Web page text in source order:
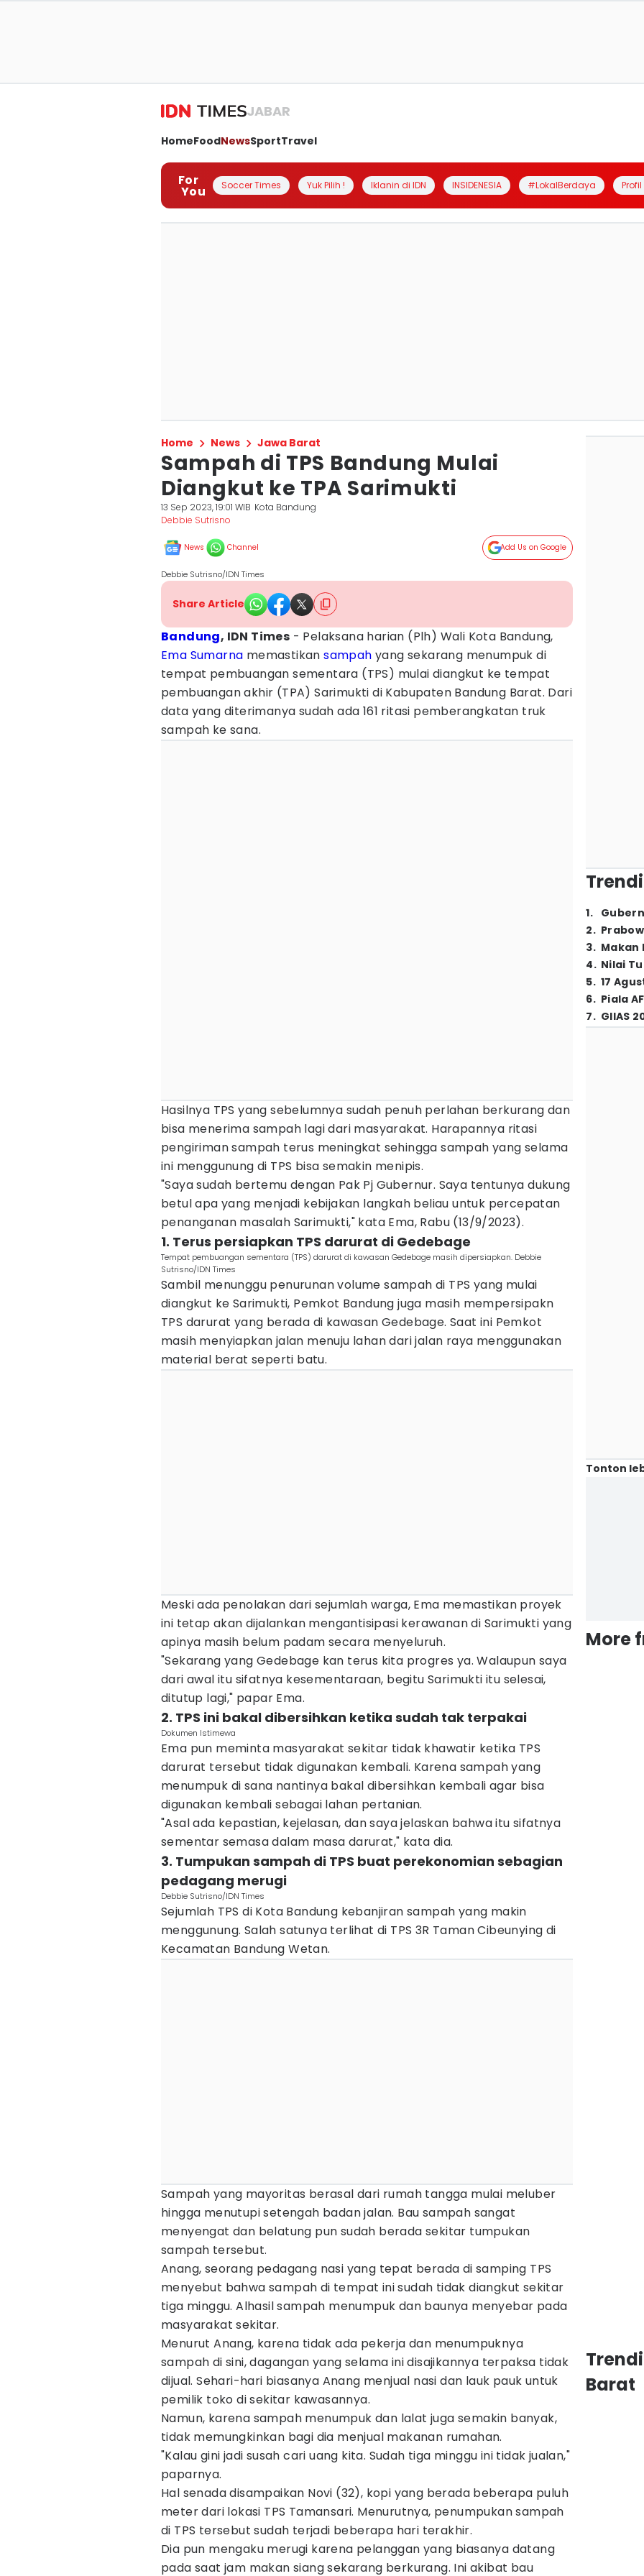
JABAR
HomeFoodNewsSportTravel
For
You Soccer Times Yuk Pilih ! Iklanin di IDN INSIDENESIA #LokalBerdaya
Home News Jawa Barat
Sampah di TPS Bandung Mulai
Diangkut ke TPA Sarimukti
13 Sep 2023, 19:01 WIB Kota Bandung
Debbie Sutrisno
News Channel Add Us on Google
Debbie Sutrisno/IDN Times
Share Article
Bandung, IDN Times - Pelaksana harian (Plh) Wali Kota Bandung,
Ema Sumarna memastikansampah yang sekarang menumpuk di
tempat pembuangan sementara (TPS) mulai diangkut ke tempat
pembuangan akhir (TPA) Sarimukti di Kabupaten Bandung Barat. Dari
data yang diterimanya sudah ada 161 ritasi pemberangkatan truk
sampah ke sana.
Hasilnya TPS yang sebelumnya sudah penuh perlahan berkurang dan
bisa menerima sampah lagi dari masyarakat. Harapannya ritasi
pengiriman sampah terus meningkat sehingga sampah yang selama
ini menggunung di TPS bisa semakin menipis.
"Saya sudah bertemu dengan Pak Pj Gubernur. Saya tentunya dukung
betul apa yang menjadi kebijakan langkah beliau untuk percepatan
penanganan masalah Sarimukti," kata Ema, Rabu (13/9/2023).
1. Terus persiapkan TPS darurat di Gedebage
Tempat pembuangan sementara (TPS) darurat di kawasan Gedebage masih dipersiapkan. Debbie
Sutrisno/IDN Times
Sambil menunggu penurunan volume sampah di TPS yang mulai
diangkut ke Sarimukti, Pemkot Bandung juga masih mempersipakn
TPS darurat yang berada di kawasan Gedebage. Saat ini Pemkot
masih menyiapkan jalan menuju lahan dari jalan raya menggunakan
material berat seperti batu.
Meski ada penolakan dari sejumlah warga, Ema memastikan proyek
ini tetap akan dijalankan mengantisipasi kerawanan di Sarimukti yang
apinya masih belum padam secara menyeluruh.
"Sekarang yang Gedebage kan terus kita progres ya. Walaupun saya
dari awal itu sifatnya kesementaraan, begitu Sarimukti itu selesai,
ditutup lagi," papar Ema.
2. TPS ini bakal dibersihkan ketika sudah tak terpakai
Dokumen Istimewa
Ema pun meminta masyarakat sekitar tidak khawatir ketika TPS
darurat tersebut tidak digunakan kembali. Karena sampah yang
menumpuk di sana nantinya bakal dibersihkan kembali agar bisa
digunakan kembali sebagai lahan pertanian.
"Asal ada kepastian, kejelasan, dan saya jelaskan bahwa itu sifatnya
sementar semasa dalam masa darurat," kata dia.
3. Tumpukan sampah di TPS buat perekonomian sebagian
pedagang merugi
Debbie Sutrisno/IDN Times
Sejumlah TPS di Kota Bandung kebanjiran sampah yang makin
menggunung. Salah satunya terlihat di TPS 3R Taman Cibeunying di
Kecamatan Bandung Wetan.
Sampah yang mayoritas berasal dari rumah tangga mulai meluber
hingga menutupi setengah badan jalan. Bau sampah sangat
menyengat dan belatung pun sudah berada sekitar tumpukan
sampah tersebut.
Anang, seorang pedagang nasi yang tepat berada di samping TPS
menyebut bahwa sampah di tempat ini sudah tidak diangkut sekitar
tiga minggu. Alhasil sampah menumpuk dan baunya menyebar pada
masyarakat sekitar.
Menurut Anang, karena tidak ada pekerja dan menumpuknya
sampah di sini, dagangan yang selama ini disajikannya terpaksa tidak
dijual. Sehari-hari biasanya Anang menjual nasi dan lauk pauk untuk
pemilik toko di sekitar kawasannya.
Namun, karena sampah menumpuk dan lalat juga semakin banyak,
tidak memungkinkan bagi dia menjual makanan rumahan.
"Kalau gini jadi susah cari uang kita. Sudah tiga minggu ini tidak jualan,"
paparnya.
Hal senada disampaikan Novi (32), kopi yang berada beberapa puluh
meter dari lokasi TPS Tamansari. Menurutnya, penumpukan sampah
di TPS tersebut sudah terjadi beberapa hari terakhir.
Dia pun mengaku merugi karena pelanggan yang biasanya datang
pada saat jam makan siang sekarang berkurang. Ini akibat bau
1.
2.
3. Makan
4. Nilai
5. 17
6. Piala
7. GIIAS
Tonton
More
Barat